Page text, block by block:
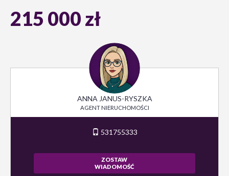
215 000 zł
ANNA JANUS-RYSZKA
AGENT NIERUCHOMOŚCI
531755333
ZOSTAW
WIADOMOŚĆ